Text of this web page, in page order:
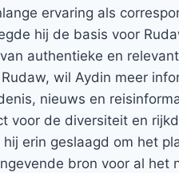
ervaring als
hij de basis voor
authentieke en
wil Aydin meer
nieuws en
voor de diversiteit en
hij erin geslaagd om het
bron voor al het